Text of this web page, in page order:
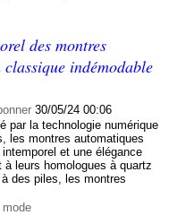
des montres
indémodable
30/05/24 00:06
par la technologie numérique
les montres automatiques
et une élégance
à leurs homologues à quartz
des piles, les montres